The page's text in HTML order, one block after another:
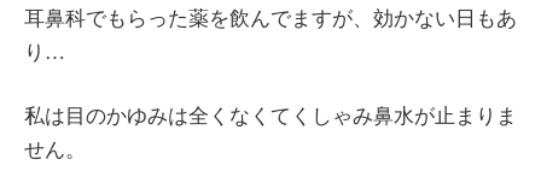
耳鼻科でもらった薬を飲んでますが、効かない日もあ
り…
私は目のかゆみは全くなくてくしゃみ鼻水が止まりま
せん。